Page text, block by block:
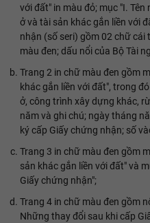
với đất" in màu đỏ; mục "I.
ở và tài sản khác gắn liền với
nhận (số seri) gồm 02 chữ cái
màu đen; dấu nổi của Bộ Tài
Trang 2 in chữ màu đen gồm
khác gắn liền với đất", trong
ở, công trình xây dựng khác,
năm và ghi chú; ngày tháng
ký cấp Giấy chứng nhận; số
Trang 3 in chữ màu đen gồm
sản khác gắn liền với đất" và
Giấy chứng nhận";
Trang 4 in chữ màu đen gồm
Những thay đổi sau khi cấp